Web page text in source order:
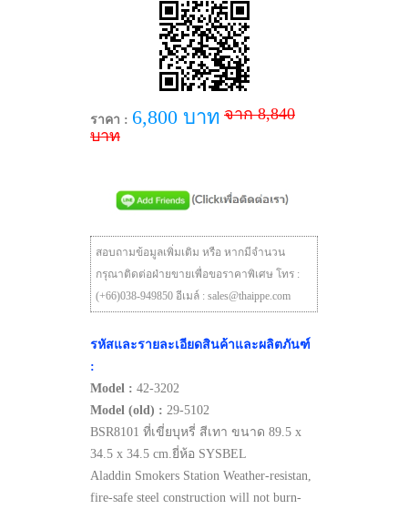
ราคา : 6,800 บาท จาก 8,840
บาท
สอบถามข้อมูลเพิ่มเติม หรือ หากมีจำนวน
กรุณาติดต่อฝ่ายขายเพื่อขอราคาพิเศษ โทร :
(+66)038-949850 อีเมล์ : sales@thaippe.com
รหัสและรายละเอียดสินค้าและผลิตภันฑ์
:
Model : 42-3202
Model (old) : 29-5102
BSR8101 ที่เขี่ยบุหรี่ สีเทา ขนาด 89.5 x
34.5 x 34.5 cm.ยี่ห้อ SYSBEL
Aladdin Smokers Station Weather-resistan,
fire-safe steel construction will not burn-